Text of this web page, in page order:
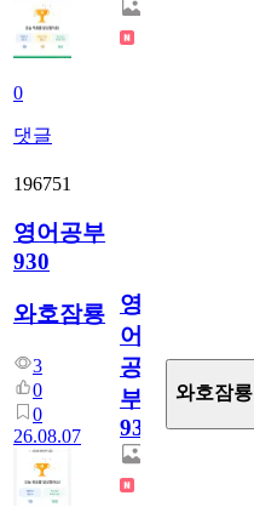
0
댓글
196751
영어공부
930
와호잠룡
3
0
0
26.08.07
영
어
공
부
930
와호잠룡